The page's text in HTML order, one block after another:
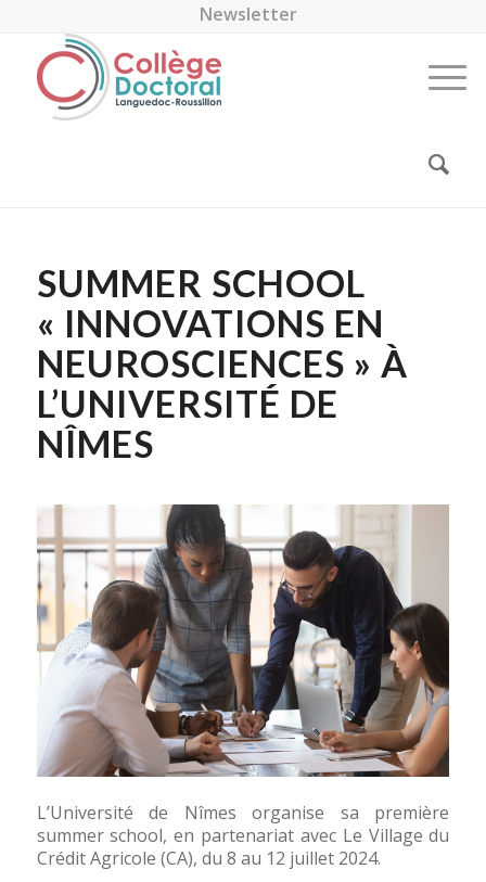
Newsletter
SUMMER SCHOOL
« INNOVATIONS EN
NEUROSCIENCES » À
L’UNIVERSITÉ DE
NÎMES
L’Université de Nîmes organise sa première
summer school, en partenariat avec Le Village du
Crédit Agricole (CA), du 8 au 12 juillet 2024.